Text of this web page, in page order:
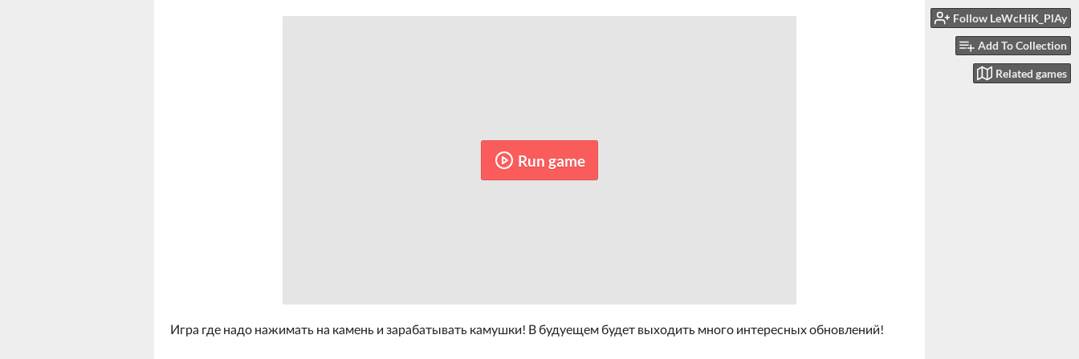
Follow LeWcHiK_PlAy
Add To Collection
Related games
Run game
Игра где надо нажимать на камень и зарабатывать камушки! В будуещем будет выходить много интересных обновлений!